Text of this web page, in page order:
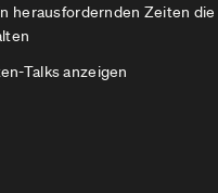
herausfordernden Zeiten die
Talks anzeigen